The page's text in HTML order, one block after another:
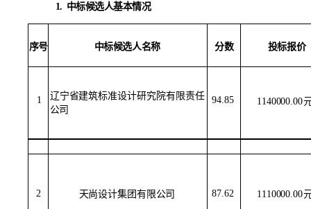
1. 中标候选人基本情况
序号 中标候选人名称 分数 投标报价
1
辽宁省建筑标准设计研究院有限责任
公司
94.85 1140000.00
2 天尚设计集团有限公司 87.62 1110000.00